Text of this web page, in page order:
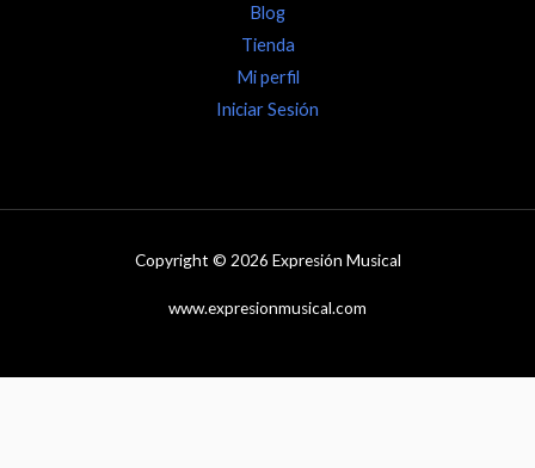
Blog
Tienda
Mi perfil
Iniciar Sesión
Copyright © 2026 Expresión Musical
www.expresionmusical.com